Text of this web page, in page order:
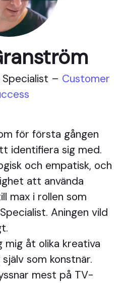
– Customer
för första gången
identifiera sig med.
och empatisk, och
att använda
max i rollen som
Aningen vild
mig åt olika kreativa
som konstnär.
mest på TV-